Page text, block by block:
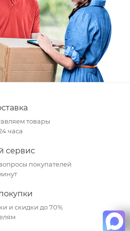
товары
часа
сервис
покупателей
и скидки до 70%